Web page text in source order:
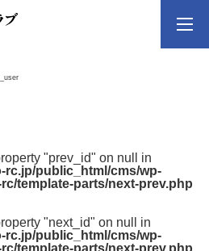
"prev_id" on null in
rc.jp/public_html/cms/wp-
template-parts/next-prev.php
"next_id" on null in
rc.jp/public_html/cms/wp-